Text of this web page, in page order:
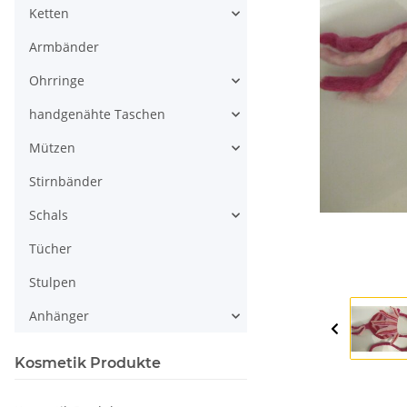
Ketten
Armbänder
Ohrringe
handgenähte Taschen
Mützen
Stirnbänder
Schals
Tücher
Stulpen
Anhänger
Kosmetik Produkte